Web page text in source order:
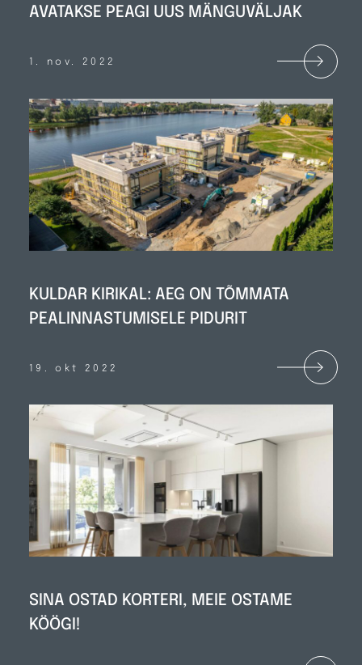
AVATAKSE PEAGI UUS MÄNGUVÄLJAK
1. nov. 2022
KULDAR KIRIKAL: AEG ON TÕMMATA
PEALINNASTUMISELE PIDURIT
19. okt 2022
SINA OSTAD KORTERI, MEIE OSTAME
KÖÖGI!